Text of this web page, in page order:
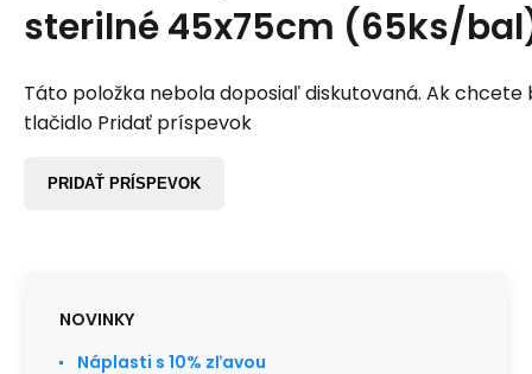
sterilné 45x75cm (65ks/
Táto položka nebola doposiaľ diskutovaná. Ak chcete
tlačidlo Pridať príspevok
PRIDAŤ PRÍSPEVOK
NOVINKY
Náplasti s 10% zľavou